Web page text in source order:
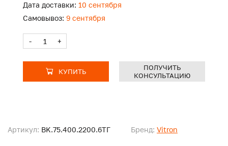
Артикул: BK.75.400.2200.6ТГ Бренд: Vitron
Дата доставки: 10 сентября
Самовывоз: 9 сентября
- +
КУПИТЬ
ПОЛУЧИТЬ
КОНСУЛЬТАЦИЮ